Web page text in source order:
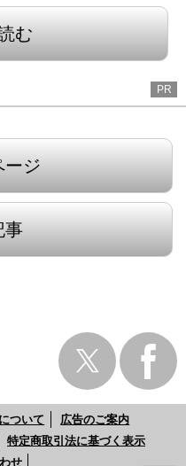
む
PR
ージ
事
ついて
広告のご案内
特定商取引法に基づく表示
せ